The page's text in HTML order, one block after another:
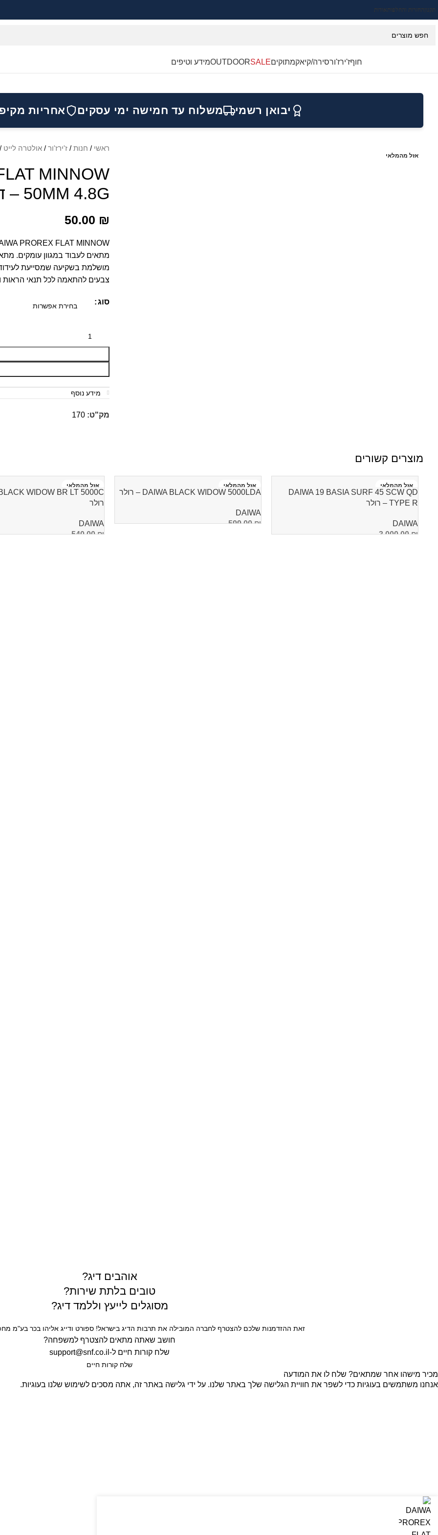
תקנוןהחזרות והחלפותאודות
חוףז'ירז'ורסירה/קיאקמתוקיםSALE
OUTDOORמידע וטיפים
יבואן רשמי משלוח עד חמישה ימי עסקים אחריות
אזל מהמלאי
ראשי / חנות / ז'ירז'ור / אולטרה לייט /
MINNOW
50MM 4.8G – דמוי
50.00 ₪
מתאים לעבוד במגוון עומקים.
מושלמת בשקיעה שמסייעת לעידוד
צבעים להתאמה לכל תנאי הראות
סוג
מידע נוסף
מק"ט: 170
מוצרים קשורים
אזל מהמלאי
DAIWA 19 BASIA SURF 45 SCW QD
TYPE R – רולר
DAIWA
3,000.00₪
אזל מהמלאי
DAIWA BLACK WIDOW 5000LDA – רולר
DAIWA
599.00₪
אזל מהמלאי
רולר
DAIWA
540.00₪
אוהבים דיג?
טובים בלתת שירות?
מסוגלים לייעץ וללמד דיג?
זאת ההזדמנות שלכם להצטרף לחברה המובילה את תרבות הדיג בישראל! ספורט ודייג אליהו בכר בע"מ
חושב שאתה מתאים להצטרף למשפחה?
שלח קורות חיים ל- support@snf.co.il
שלח קורות חיים​
מכיר מישהו אחר שמתאים? שלח לו את המודעה
אנחנו משתמשים בעוגיות כדי לשפר את חוויית הגלישה שלך באתר שלנו. על ידי גלישה באתר זה, אתה מסכים לשימוש שלנו בעוגיות.